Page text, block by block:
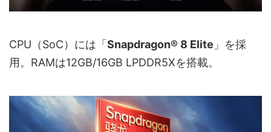
CPU（SoC）には「 Snapdragon® 8 Elite 」を採
用。RAMは12GB/16GB LPDDR5Xを搭載。